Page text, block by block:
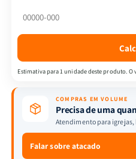
Letra
Avivada
e
Capa
|
Pai,
Avivada
e
|
Capa
Dura
Pai,
Estimativa para 1 unidade deste produto.
COMPRAS EM VOLUME
Precisa de uma
Atendimento para igrejas,
Falar sobre atacado